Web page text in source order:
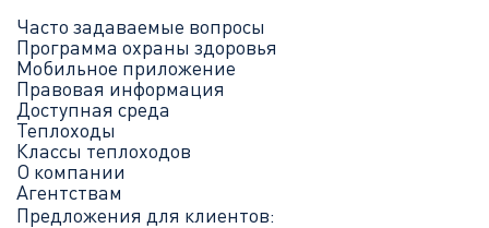
Часто задаваемые вопросы
Программа охраны здоровья
Мобильное приложение
Правовая информация
Доступная среда
Теплоходы
Классы теплоходов
О компании
Агентствам
Предложения для клиентов: